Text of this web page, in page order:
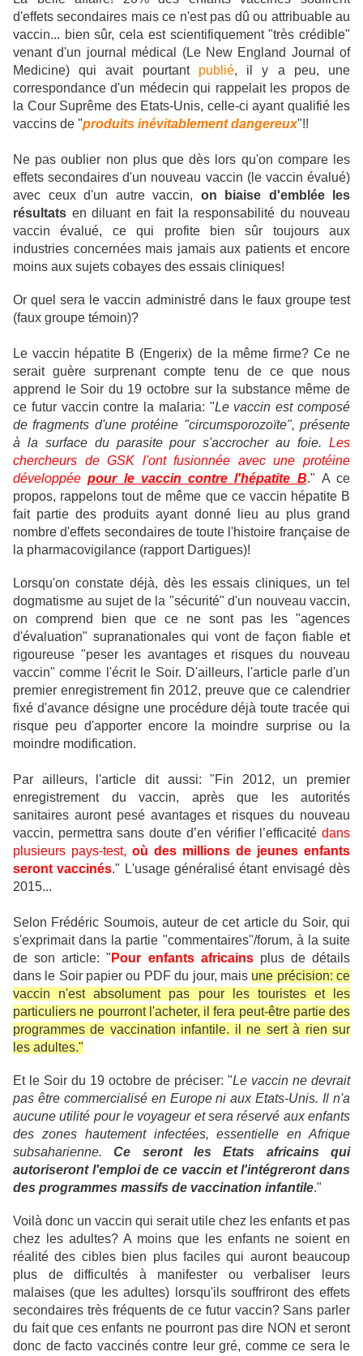
d'effets secondaires mais ce n'est pas dû ou attribuable au
vaccin... bien sûr, cela est scientifiquement "très crédible"
venant d'un journal médical (Le New England Journal of
Medicine) qui avait pourtant publié, il y a peu, une
correspondance d'un médecin qui rappelait les propos de
la Cour Suprême des Etats-Unis, celle-ci ayant qualifié les
vaccins de "produits inévitablement dangereux"!!
Ne pas oublier non plus que dès lors qu'on compare les
effets secondaires d'un nouveau vaccin (le vaccin évalué)
avec ceux d'un autre vaccin, on biaise d'emblée les
résultats en diluant en fait la responsabilité du nouveau
vaccin évalué, ce qui profite bien sûr toujours aux
industries concernées mais jamais aux patients et encore
moins aux sujets cobayes des essais cliniques!
Or quel sera le vaccin administré dans le faux groupe test
(faux groupe témoin)?
Le vaccin hépatite B (Engerix) de la même firme? Ce ne
serait guère surprenant compte tenu de ce que nous
apprend le Soir du 19 octobre sur la substance même de
ce futur vaccin contre la malaria: "Le vaccin est composé
de fragments d'une protéine "circumsporozoïte", présente
à la surface du parasite pour s'accrocher au foie. Les
chercheurs de GSK l'ont fusionnée avec une protéine
développéepour le vaccin contre l'hépatite B." A ce
propos, rappelons tout de même que ce vaccin hépatite B
fait partie des produits ayant donné lieu au plus grand
nombre d'effets secondaires de toute l'histoire française de
la pharmacovigilance (rapport Dartigues)!
Lorsqu'on constate déjà, dès les essais cliniques, un tel
dogmatisme au sujet de la "sécurité" d'un nouveau vaccin,
on comprend bien que ce ne sont pas les "agences
d'évaluation" supranationales qui vont de façon fiable et
rigoureuse "peser les avantages et risques du nouveau
vaccin" comme l'écrit le Soir. D'ailleurs, l'article parle d'un
premier enregistrement fin 2012, preuve que ce calendrier
fixé d'avance désigne une procédure déjà toute tracée qui
risque peu d'apporter encore la moindre surprise ou la
moindre modification.
Par ailleurs, l'article dit aussi: "Fin 2012, un premier
enregistrement du vaccin, après que les autorités
sanitaires auront pesé avantages et risques du nouveau
vaccin, permettra sans doute d’en vérifier l’efficacité dans
plusieurs pays-test, où des millions de jeunes enfants
seront vaccinés." L'usage généralisé étant envisagé dès
2015...
Selon Frédéric Soumois, auteur de cet article du Soir, qui
s'exprimait dans la partie "commentaires"/forum, à la suite
de son article: " Pour enfants africainsplus de détails
dans le Soir papier ou PDF du jour, mais une précision: ce
vaccin n'est absolument pas pour les touristes et les
particuliers ne pourront l'acheter, il fera peut-être partie des
programmes de vaccination infantile. il ne sert à rien sur
les adultes."
Et le Soir du 19 octobre de préciser: "Le vaccin ne devrait
pas être commercialisé en Europe ni aux Etats-Unis. Il n'a
aucune utilité pour le voyageur et sera réservé aux enfants
des zones hautement infectées, essentielle en Afrique
subsaharienne.Ce seront les Etats africains qui
autoriseront l'emploi de ce vaccin et l'intégreront dans
des programmes massifs de vaccination infantile."
Voilà donc un vaccin qui serait utile chez les enfants et pas
chez les adultes? A moins que les enfants ne soient en
réalité des cibles bien plus faciles qui auront beaucoup
plus de difficultés à manifester ou verbaliser leurs
malaises (que les adultes) lorsqu'ils souffriront des effets
secondaires très fréquents de ce futur vaccin? Sans parler
du fait que ces enfants ne pourront pas dire NON et seront
donc de facto vaccinés contre leur gré, comme ce sera le